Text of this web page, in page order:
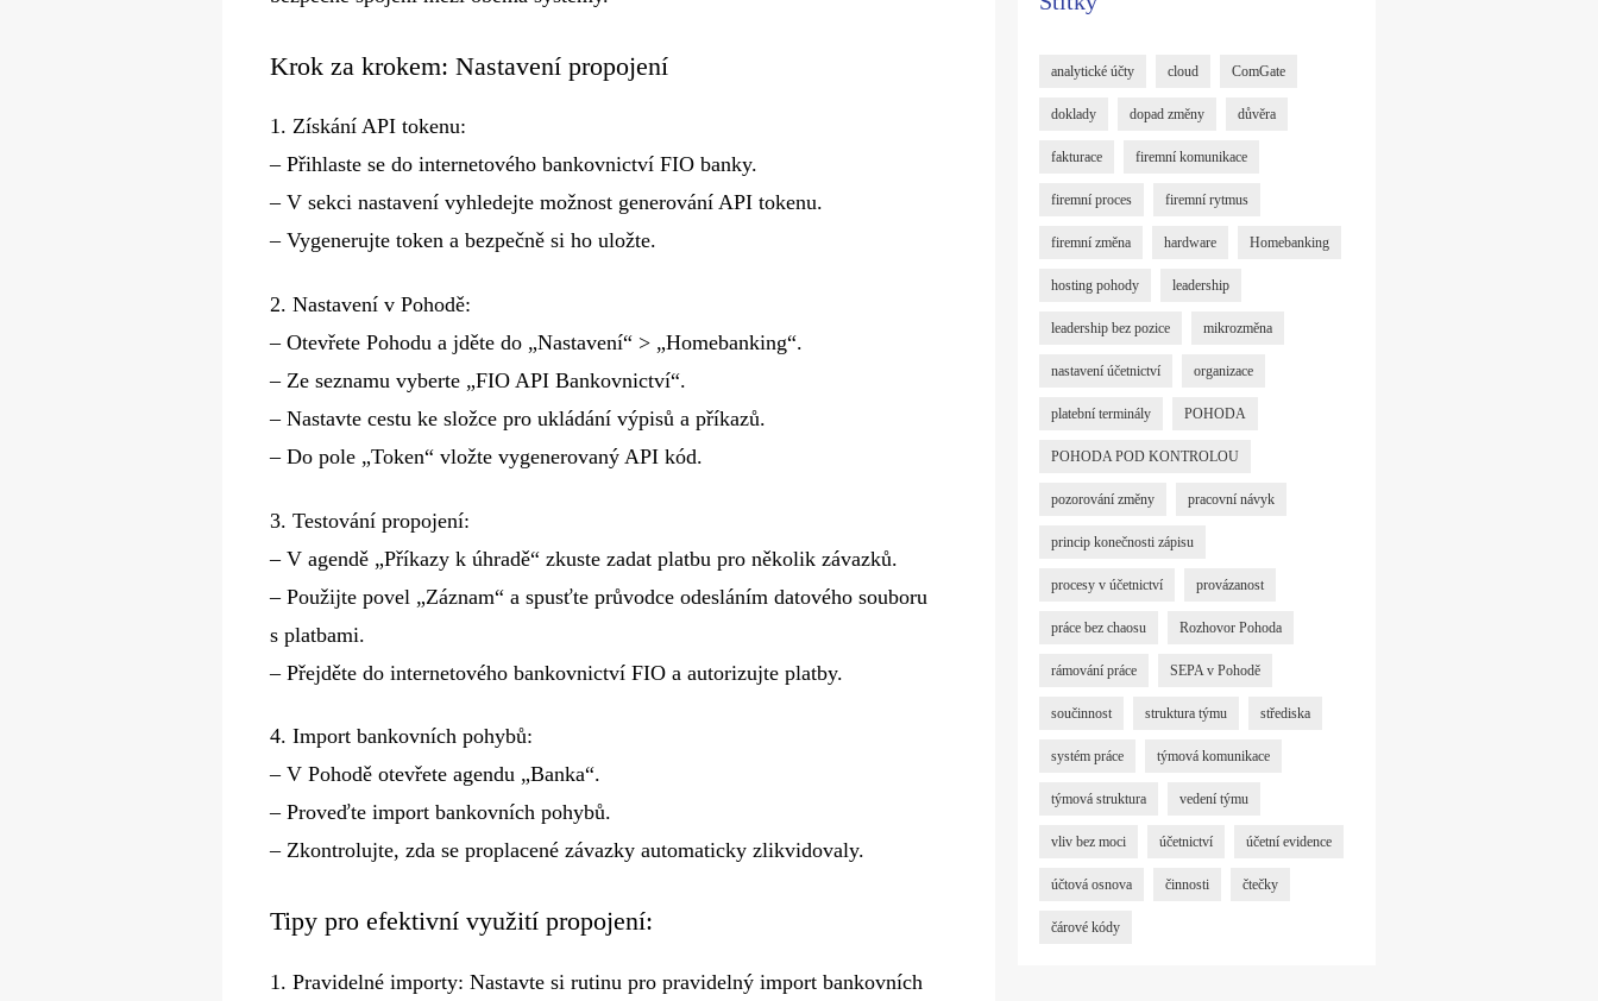
Krok za krokem: Nastavení propojení
1.​ Získání API tokenu:
– Přihlaste se do internetového bankovnictví FIO banky.
– V sekci nastavení vyhledejte možnost generování API tokenu.
– Vygenerujte token a bezpečně si ho uložte.
2.​ Nastavení v Pohodě:
– Otevřete Pohodu a jděte do „Nastavení“ > „Homebanking“.
– Ze seznamu vyberte „FIO API Bankovnictví“.
– Nastavte cestu ke složce pro ukládání výpisů a příkazů.
– Do pole „Token“ vložte vygenerovaný API kód.
3.​ Testování propojení:
– V agendě „Příkazy k úhradě“ zkuste zadat platbu pro několik závazků.
– Použijte povel „Záznam“ a spusťte průvodce odesláním datového souboru
s platbami.
– Přejděte do internetového bankovnictví FIO a autorizujte platby.
4.​ Import bankovních pohybů:
– V Pohodě otevřete agendu „Banka“.
– Proveďte import bankovních pohybů.
– Zkontrolujte, zda se proplacené závazky automaticky zlikvidovaly.
Tipy pro efektivní využití propojení:
1.​ Pravidelné importy: Nastavte si rutinu pro pravidelný import bankovních
analytické účty cloud ComGate
doklady dopad změny důvěra
fakturace firemní komunikace
firemní proces firemní rytmus
firemní změna hardware Homebanking
hosting pohody leadership
leadership bez pozice mikrozměna
nastavení účetnictví organizace
platební terminály POHODA
POHODA POD KONTROLOU
pozorování změny pracovní návyk
princip konečnosti zápisu
procesy v účetnictví provázanost
práce bez chaosu Rozhovor Pohoda
rámování práce SEPA v Pohodě
součinnost struktura týmu střediska
systém práce týmová komunikace
týmová struktura vedení týmu
vliv bez moci účetnictví účetní evidence
účtová osnova činnosti čtečky
čárové kódy